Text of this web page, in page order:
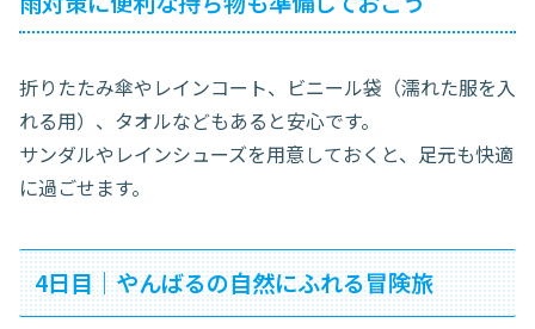
折りたたみ傘やレインコート、ビニール袋（濡れた服を入
れる用）、タオルなどもあると安心です。
サンダルやレインシューズを用意しておくと、足元も快適
に過ごせます。
4日目｜やんばるの自然にふれる冒険旅